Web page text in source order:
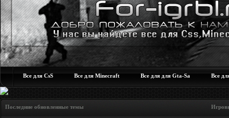
Все для CsS Все для Minecraft Все для для Gta-Sa Все
Последние обновленные темы Игровые